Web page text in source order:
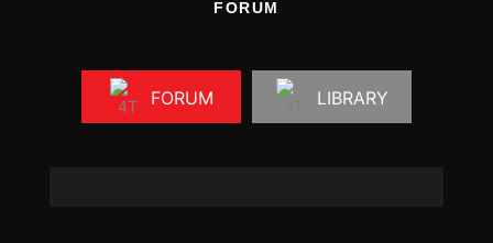
FORUM
FORUM LIBRARY